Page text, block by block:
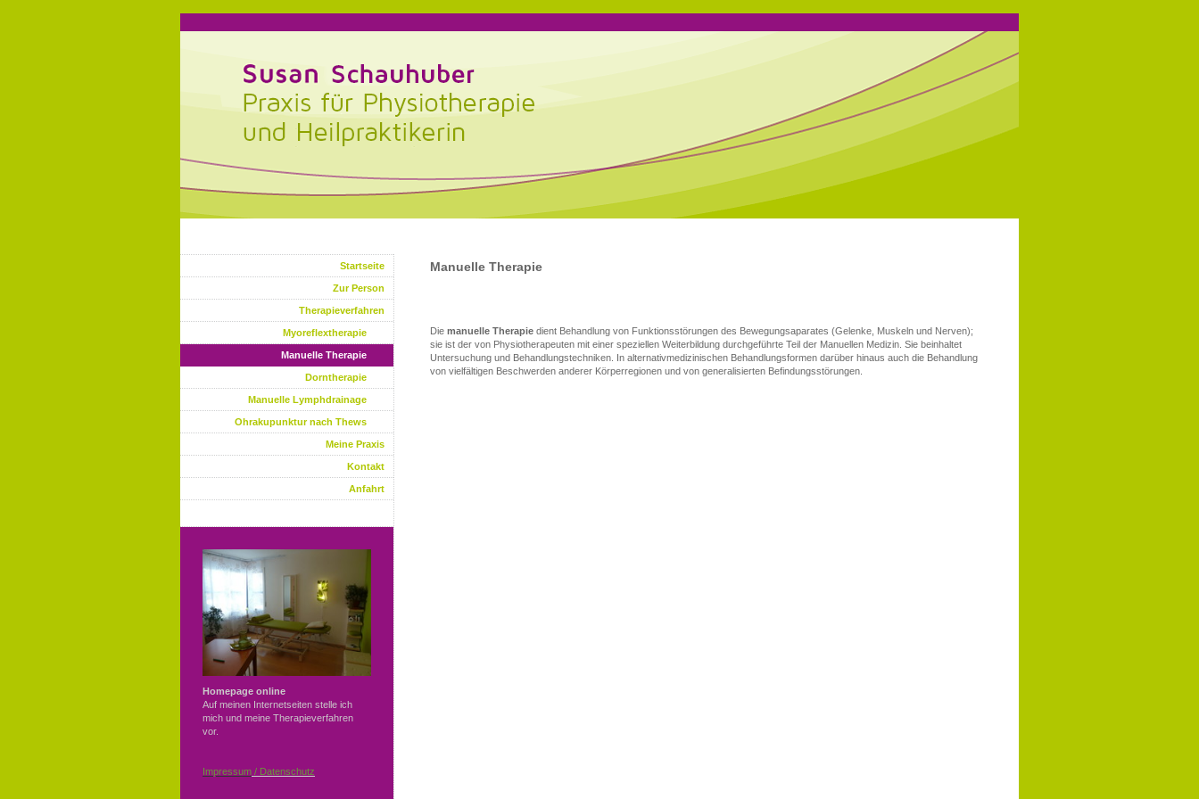
Manuelle Therapie
Die manuelle Therapie dient Behandlung von Funktionsstörungen des Bewegungsaparates (Gelenke, Muskeln und Nerven);
sie ist der von Physiotherapeuten mit einer speziellen Weiterbildung durchgeführte Teil der Manuellen Medizin . Sie beinhaltet
Untersuchung und Behandlungstechniken. In alternativmedizinischen Behandlungsformen darüber hinaus auch die Behandlung
von vielfältigen Beschwerden anderer Körperregionen und von generalisierten Befindungsstörungen.
Startseite
Zur Person
Therapieverfahren
Myoreflextherapie
Manuelle Therapie
Dorntherapie
Manuelle Lymphdrainage
Ohrakupunktur nach Thews
Meine Praxis
Kontakt
Anfahrt
Homepage online
Auf meinen Internetseiten stelle ich
mich und meine Therapieverfahren
vor.
Impressum / Datenschutz